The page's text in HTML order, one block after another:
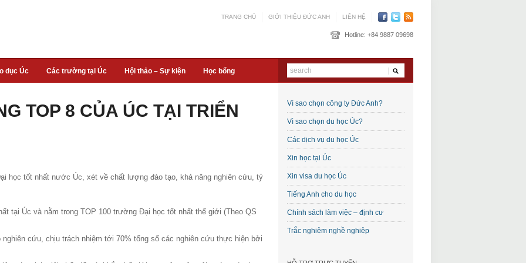
TRANG CHỦ GIỚI THIỆU ĐỨC ANH LIÊN HỆ
Hotline: +84 9887 09698
dục Úc Các trường tại Úc Hội thảo – Sự kiện Học bổng
TOP 8 CỦA ÚC TẠI TRIỂN
học tốt nhất nước Úc, xét về chất lượng đào tạo, khả năng nghiên cứu, tỷ
tại Úc và nằm trong TOP 100 trường Đại học tốt nhất thế giới (Theo QS
cứu, chịu trách nhiệm tới 70% tổng số các nghiên cứu thực hiện bởi
Vì sao chọn công ty Đức Anh?
Vì sao chọn du học Úc?
Các dịch vụ du học Úc
Xin học tại Úc
Xin visa du học Úc
Tiếng Anh cho du học
Chính sách làm việc – định cư
Trắc nghiệm nghề nghiệp